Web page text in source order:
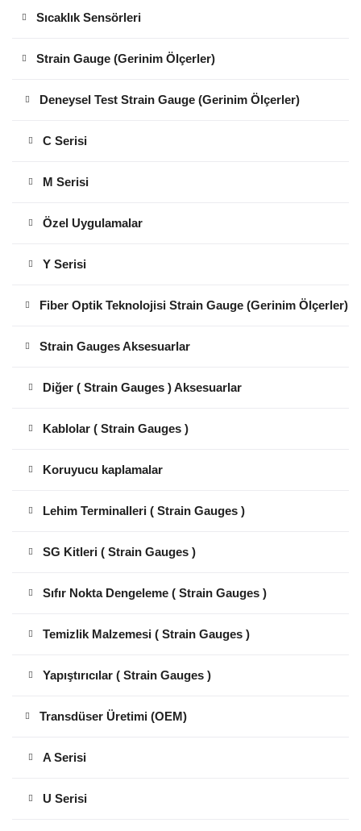
Sıcaklık Sensörleri
Strain Gauge (Gerinim Ölçerler)
Deneysel Test Strain Gauge (Gerinim Ölçerler)
C Serisi
M Serisi
Özel Uygulamalar
Y Serisi
Fiber Optik Teknolojisi Strain Gauge (Gerinim Ölçerler)
Strain Gauges Aksesuarlar
Diğer ( Strain Gauges ) Aksesuarlar
Kablolar ( Strain Gauges )
Koruyucu kaplamalar
Lehim Terminalleri ( Strain Gauges )
SG Kitleri ( Strain Gauges )
Sıfır Nokta Dengeleme ( Strain Gauges )
Temizlik Malzemesi ( Strain Gauges )
Yapıştırıcılar ( Strain Gauges )
Transdüser Üretimi (OEM)
A Serisi
U Serisi